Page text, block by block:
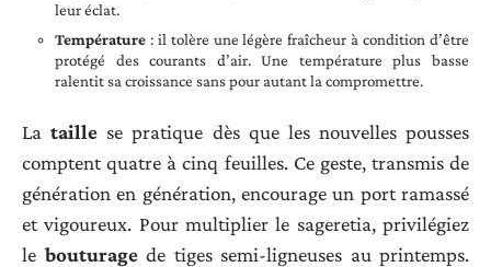
leur éclat.
Température : il tolère une légère fraîcheur à condition d’être
protégé des courants d’air. Une température plus basse
ralentit sa croissance sans pour autant la compromettre.
Lataille se pratique dès que les nouvelles pousses
comptent quatre à cinq feuilles. Ce geste, transmis de
génération en génération, encourage un port ramassé
et vigoureux. Pour multiplier le sageretia, privilégiez
le bouturagede tiges semi-ligneuses au printemps.